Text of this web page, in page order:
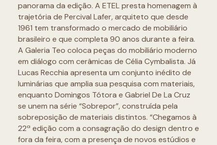
panorama da edição. A ETEL presta homenagem à
trajetória de Percival Lafer, arquiteto que desde
1961 tem transformado o mercado de mobiliário
brasileiro e que completa 90 anos durante a feira.
A Galeria Teo coloca peças do mobiliário moderno
em diálogo com cerâmicas de Célia Cymbalista. Já
Lucas Recchia apresenta um conjunto inédito de
luminárias que amplia sua pesquisa com materiais,
enquanto Domingos Tótora e Gabriel De La Cruz
se unem na série “Sobrepor”, construída pela
sobreposição de materiais distintos. “Chegamos à
22ª edição com a consagração do design dentro e
fora da feira, com a presença de novos estúdios e